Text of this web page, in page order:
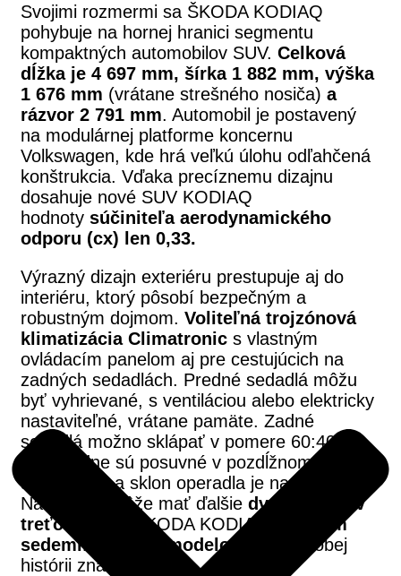
Svojimi rozmermi sa ŠKODA KODIAQ
pohybuje na hornej hranici segmentu
kompaktných automobilov SUV. Celková
dĺžka je 4 697 mm, šírka 1 882 mm, výška
1 676 mm (vrátane strešného nosiča) a
rázvor 2 791 mm. Automobil je postavený
na modulárnej platforme koncernu
Volkswagen, kde hrá veľkú úlohu odľahčená
konštrukcia. Vďaka precíznemu dizajnu
dosahuje nové SUV KODIAQ
hodnoty súčiniteľa aerodynamického
odporu (cx) len 0,33.
Výrazný dizajn exteriéru prestupuje aj do
interiéru, ktorý pôsobí bezpečným a
robustným dojmom. Voliteľná trojzónová
klimatizácia Climatronic s vlastným
ovládacím panelom aj pre cestujúcich na
zadných sedadlách. Predné sedadlá môžu
byť vyhrievané, s ventiláciou alebo elektricky
nastaviteľné, vrátane pamäte. Zadné
sedadlá možno sklápať v pomere 60:40,
štandardne sú posuvné v pozdĺžnom smere
až o 18 cm a sklon operadla je nastaviteľný.
Na želanie môže mať ďalšie dve sedadlá v
treťom rade
. ŠKODA KODIAQ je
prvým
sedemmiestnym modelom
v novodobej
histórii značky.